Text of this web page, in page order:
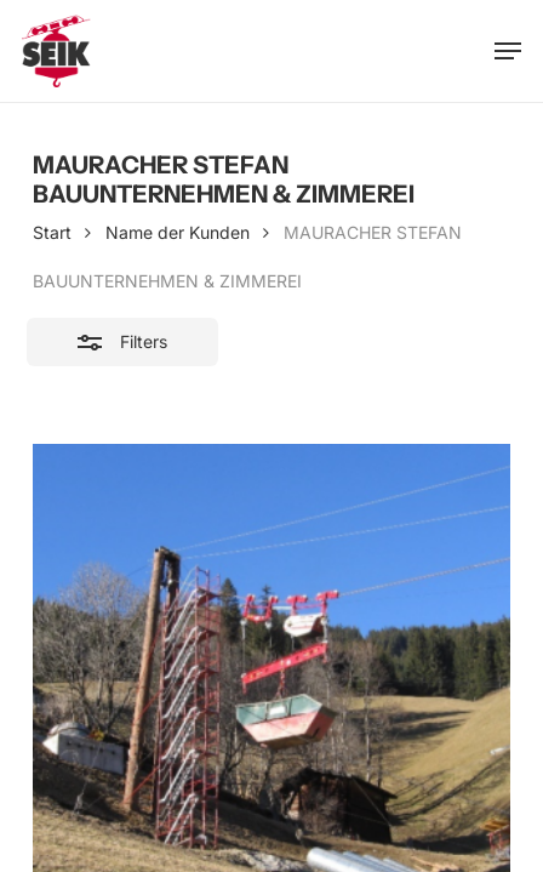
main
MAURACHER STEFAN
BAUUNTERNEHMEN & ZIMMEREI
Start Name der Kunden MAURACHER STEFAN
BAUUNTERNEHMEN & ZIMMEREI
Filters